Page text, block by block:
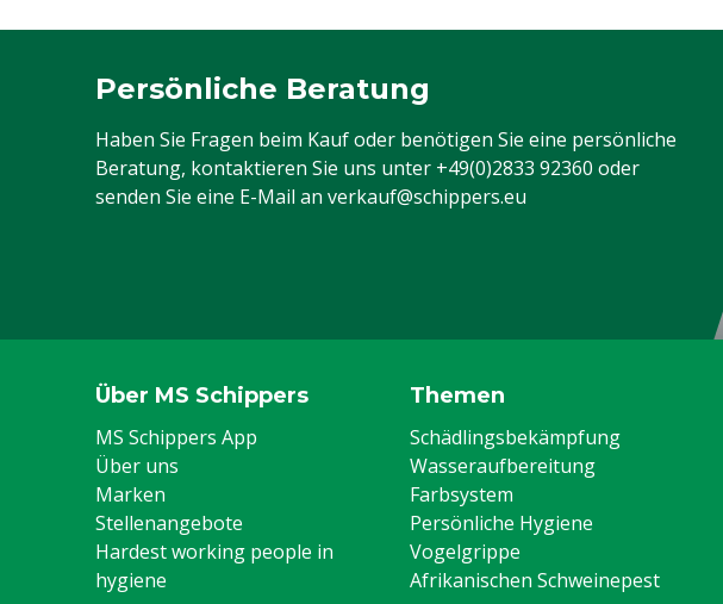
Persönliche Beratung
Haben Sie Fragen beim Kauf oder benötigen Sie eine persönliche
Beratung, kontaktieren Sie uns unter +49(0)2833 92360 oder
senden Sie eine E-Mail an verkauf@schippers.eu
Über MS Schippers
MS Schippers App
Über uns
Marken
Stellenangebote
Hardest working people in
hygiene
Themen
Schädlingsbekämpfung
Wasseraufbereitung
Farbsystem
Persönliche Hygiene
Vogelgrippe
Afrikanischen Schweinepest